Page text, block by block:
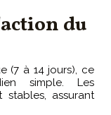
du
(7 à 14 jours), ce
simple. Les
stables, assurant